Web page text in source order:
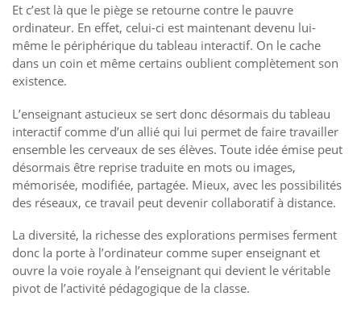
Et c’est là que le piège se retourne contre le pauvre
ordinateur. En effet, celui-ci est maintenant devenu lui-
même le périphérique du tableau interactif. On le cache
dans un coin et même certains oublient complètement son
existence.
L’enseignant astucieux se sert donc désormais du tableau
interactif comme d’un allié qui lui permet de faire travailler
ensemble les cerveaux de ses élèves. Toute idée émise peut
désormais être reprise traduite en mots ou images,
mémorisée, modifiée, partagée. Mieux, avec les possibilités
des réseaux, ce travail peut devenir collaboratif à distance.
La diversité, la richesse des explorations permises ferment
donc la porte à l’ordinateur comme super enseignant et
ouvre la voie royale à l’enseignant qui devient le véritable
pivot de l’activité pédagogique de la classe.